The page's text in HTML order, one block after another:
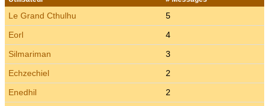
Le Grand Cthulhu
5
Eorl
4
Silmariman
3
Echzechiel
2
Enedhil
2